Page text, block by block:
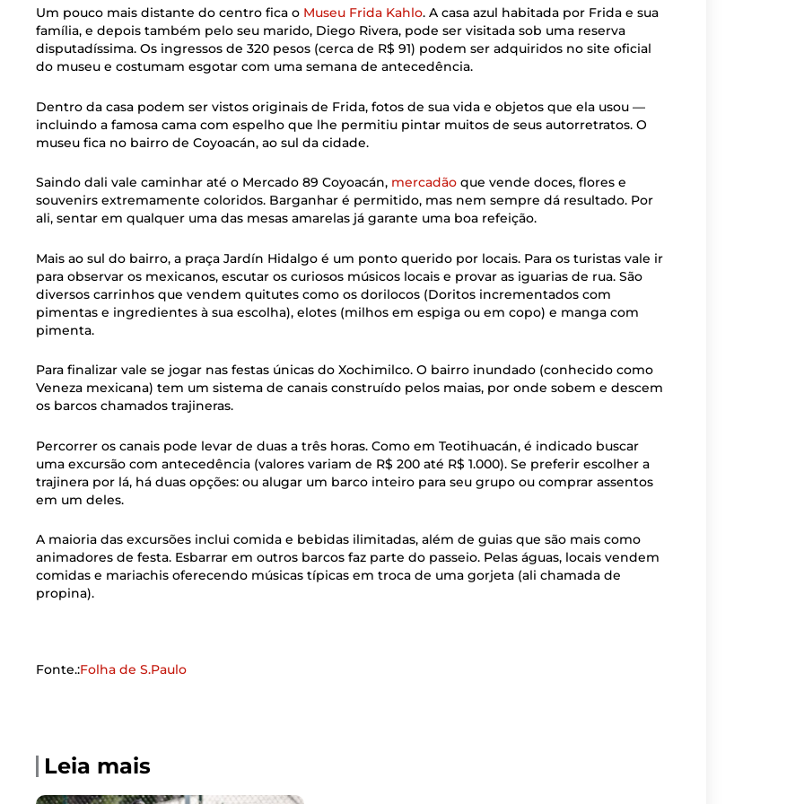
Um pouco mais distante do centro fica o Museu Frida Kahlo. A casa azul habitada por Frida e sua
família, e depois também pelo seu marido, Diego Rivera, pode ser visitada sob uma reserva
disputadíssima. Os ingressos de 320 pesos (cerca de R$ 91) podem ser adquiridos no site oficial
do museu e costumam esgotar com uma semana de antecedência.
Dentro da casa podem ser vistos originais de Frida, fotos de sua vida e objetos que ela usou —
incluindo a famosa cama com espelho que lhe permitiu pintar muitos de seus autorretratos. O
museu fica no bairro de Coyoacán, ao sul da cidade.
Saindo dali vale caminhar até o Mercado 89 Coyoacán, mercadão que vende doces, flores e
souvenirs extremamente coloridos. Barganhar é permitido, mas nem sempre dá resultado. Por
ali, sentar em qualquer uma das mesas amarelas já garante uma boa refeição.
Mais ao sul do bairro, a praça Jardín Hidalgo é um ponto querido por locais. Para os turistas vale ir
para observar os mexicanos, escutar os curiosos músicos locais e provar as iguarias de rua. São
diversos carrinhos que vendem quitutes como os dorilocos (Doritos incrementados com
pimentas e ingredientes à sua escolha), elotes (milhos em espiga ou em copo) e manga com
pimenta.
Para finalizar vale se jogar nas festas únicas do Xochimilco. O bairro inundado (conhecido como
Veneza mexicana) tem um sistema de canais construído pelos maias, por onde sobem e descem
os barcos chamados trajineras.
Percorrer os canais pode levar de duas a três horas. Como em Teotihuacán, é indicado buscar
uma excursão com antecedência (valores variam de R$ 200 até R$ 1.000). Se preferir escolher a
trajinera por lá, há duas opções: ou alugar um barco inteiro para seu grupo ou comprar assentos
em um deles.
A maioria das excursões inclui comida e bebidas ilimitadas, além de guias que são mais como
animadores de festa. Esbarrar em outros barcos faz parte do passeio. Pelas águas, locais vendem
comidas e mariachis oferecendo músicas típicas em troca de uma gorjeta (ali chamada de
propina).
Fonte.:Folha de S.Paulo
Leia mais